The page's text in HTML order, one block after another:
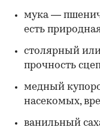
мука —
есть
столярный
прочность
медный
насекомых,
ванильный